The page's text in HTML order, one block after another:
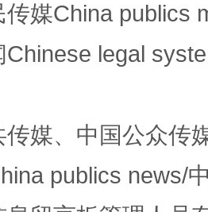
“隐身衣” 如何以
媒China publics
Chinese legal
媒、中国公众传
publics news/